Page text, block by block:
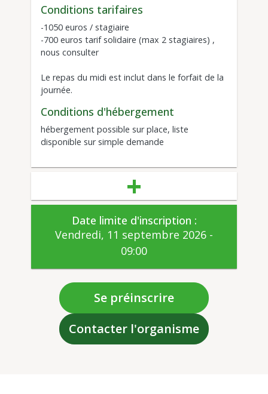
Conditions tarifaires
-1050 euros / stagiaire
-700 euros tarif solidaire (max 2 stagiaires) ,
nous consulter
Le repas du midi est inclut dans le forfait de la
journée.
Conditions d'hébergement
hébergement possible sur place, liste
disponible sur simple demande
Date limite d'inscription :
Vendredi, 11 septembre 2026 -
09:00
Se préinscrire
Contacter l'organisme